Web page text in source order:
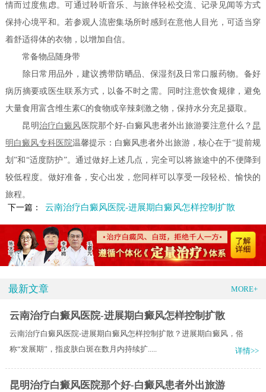
情而过度焦虑。可通过聆听音乐、与旅伴轻松交流、记录见闻等方式
保持心境平和。若参观人流密集场所时感到在意他人目光，可适当穿
着舒适得体的衣物，以增加自信。
常备物品随身带
除日常用品外，建议携带防晒品、保湿剂及日常口服药物。备好
病历摘要或医生联系方式，以备不时之需。同时注意饮食规律，避免
大量食用富含维生素C的食物或辛辣刺激之物，保持水分充足摄取。
昆明治疗白癜风 医院那个好-白癜风患者外出旅游要注意什么？ 昆
明白癜风专科医院温馨提示：白癜风患者外出旅游，核心在于“提前规
划”和“适度防护”。通过做好上述几点，完全可以将旅途中的不便降到
较低程度。做好准备，安心出发，您同样可以享受一段轻松、愉快的
旅程。
下一篇：
云南治疗白癜风医院-进展期白癜风怎样控制扩散
最新文章 MORE+
云南治疗白癜风医院-进展期白癜风怎样控制扩散
云南治疗白癜风医院-进展期白癜风怎样控制扩散？进展期白癜风，俗
称“发展期”，指皮肤白斑在数月内持续扩.....
详情>>
昆明治疗白癜风医院那个好-白癜风患者外出旅游